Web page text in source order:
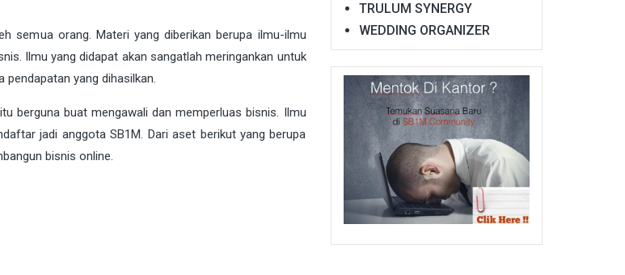
semua orang. Materi yang diberikan berupa ilmu-ilmu
Ilmu yang didapat akan sangatlah meringankan untuk
pendapatan yang dihasilkan.
berguna buat mengawali dan memperluas bisnis. Ilmu
jadi anggota SB1M. Dari aset berikut yang berupa
bisnis online.
TRULUM SYNERGY
WEDDING ORGANIZER